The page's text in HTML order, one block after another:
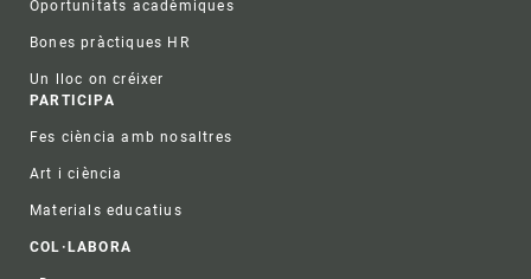
Oportunitats acadèmiques
Bones pràctiques HR
Un lloc on créixer
PARTICIPA
Fes ciència amb nosaltres
Art i ciència
Materials educatius
COL·LABORA